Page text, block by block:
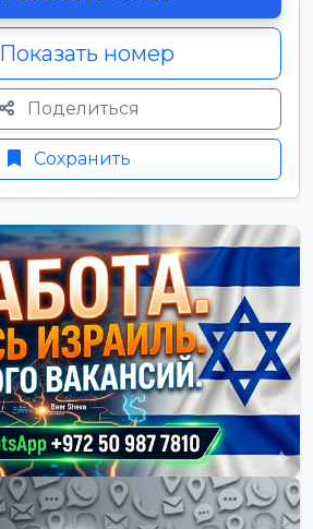
Показать номер
Поделиться
Сохранить